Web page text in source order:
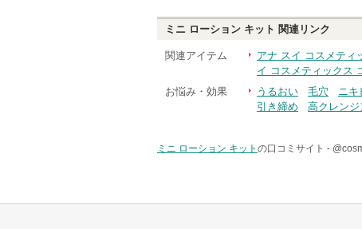
ミニ ローション キット 関連リンク
関連アイテム アナ スイ コスメティ
イ コスメティックス
お悩み・効果
うるおい 毛穴 ニキ
引き締め
高クレンジ
ミニ ローション キット の口コミサイト -